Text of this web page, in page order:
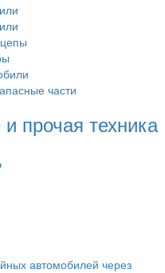
части
прочая техника
автомобилей через